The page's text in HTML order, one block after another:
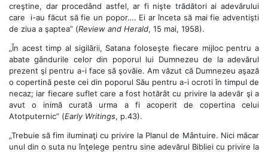
creştine, dar procedând astfel, ar fi nişte trădători ai adevărului
care i-au făcut să fie un popor…. Ei ar înceta să mai fie adventişti
de ziua a şaptea” (Review and Herald, 15 mai, 1958).
„În acest timp al sigilării, Satana foloseşte fiecare mijloc pentru a
abate gândurile celor din poporul lui Dumnezeu de la adevărul
prezent şi pentru a-i face să şovăie. Am văzut că Dumnezeu aşază
o copertină peste cei din poporul Său pentru a-i ocroti în timpul de
necaz; iar fiecare suflet care a fost hotărât cu privire la adevăr şi a
avut o inimă curată urma a fi acoperit de copertina celui
Atotputernic” (Early Writings, p.43).
„Trebuie să fim iluminaţi cu privire la Planul de Mântuire. Nici măcar
unul din o suta nu înţelege pentru sine adevărul Bibliei cu privire la